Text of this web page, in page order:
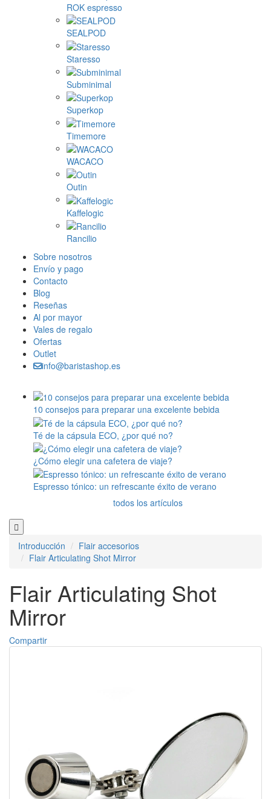
ROK espresso
SEALPOD
Staresso
Subminimal
Superkop
Timemore
WACACO
Outin
Kaffelogic
Rancilio
Sobre nosotros
Envío y pago
Contacto
Blog
Reseñas
Al por mayor
Vales de regalo
Ofertas
Outlet
info@baristashop.es
10 consejos para preparar una excelente bebida
Té de la cápsula ECO, ¿por qué no?
¿Cómo elegir una cafetera de viaje?
Espresso tónico: un refrescante éxito de verano
todos los artículos
Introducción
Flair accesorios
Flair Articulating Shot Mirror
Flair Articulating Shot
Mirror
Compartir